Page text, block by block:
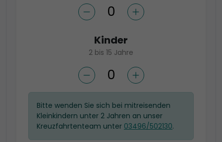
Kinder
2 bis 15 Jahre
Bitte wenden Sie sich bei mitreisenden
Kleinkindern unter 2 Jahren an unser
Kreuzfahrtenteam unter 03496/502130.